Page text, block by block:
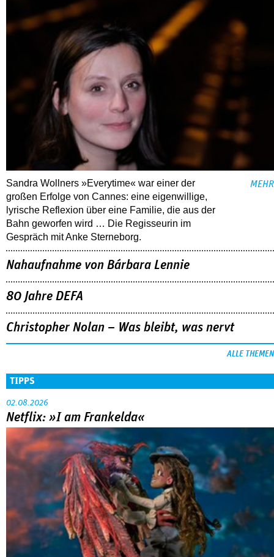
Sandra Wollners »Everytime« war einer der
großen Erfolge von Cannes: eine eigenwillige,
lyrische Reflexion über eine ­Familie, die aus der
Bahn geworfen wird … Die Regisseurin im
Gespräch mit Anke Sterneborg.
MEHR
Nahaufnahme von Bárbara Lennie
80 Jahre DEFA
Christopher Nolan – Was bleibt, was nervt
ALLE THEMEN
TIPPS
02.08.2026
Netflix: »I am Frankelda«